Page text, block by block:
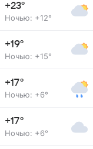
+23°
Ночью: +12°
+19°
Ночью: +15°
+17°
Ночью: +6°
+17°
Ночью: +6°